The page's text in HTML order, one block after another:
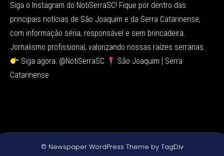
Siga o Instagram do NotiSerraSC! Fique por dentro das
principais notícias de São Joaquim e da Serra Catarinense,
com informação séria, responsável e sem brincadeira.
Jornalismo profissional, valorizando nossas raízes serranas.
Siga agora: @NotiSerraSC
São Joaquim | Serra
Catarinense
© Newspaper WordPress Theme by TagDiv